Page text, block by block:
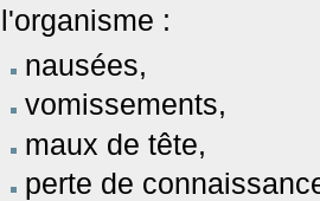
l'organisme :
nausées,
vomissements,
maux de tête,
perte de